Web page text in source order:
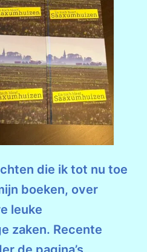
die ik tot nu toe
boeken, over
leuke
zaken. Recente